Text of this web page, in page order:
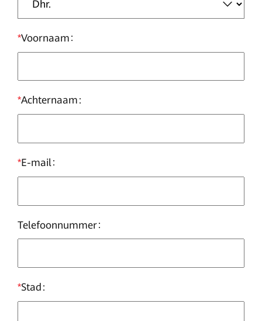
*Voornaam
*Achternaam
*E-mail
Telefoonnummer
*Stad